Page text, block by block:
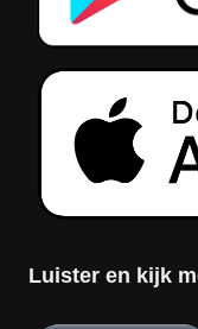
Luister en kijk